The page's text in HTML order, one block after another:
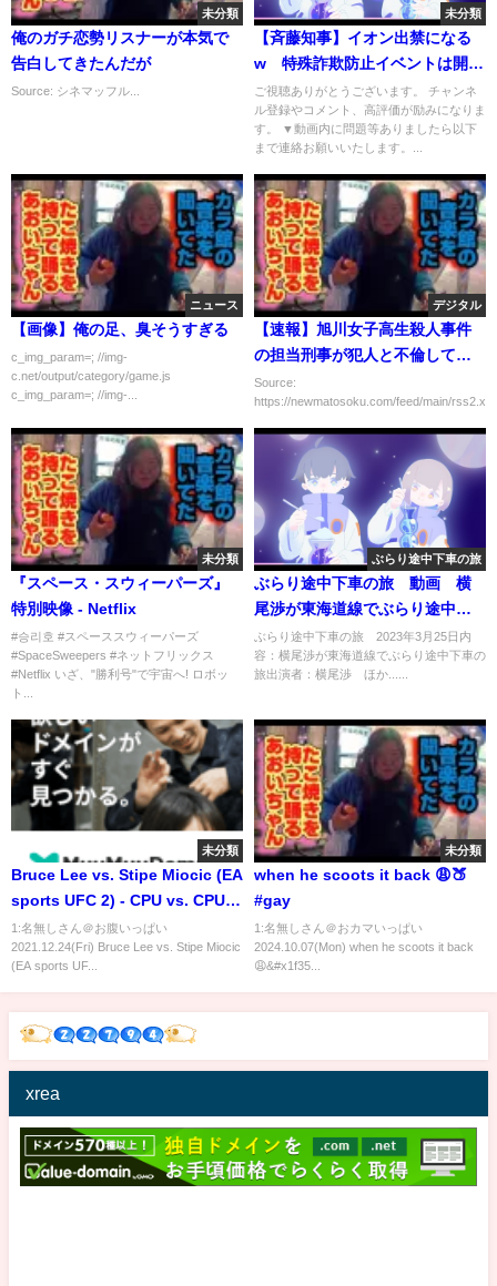
未分類
俺のガチ恋勢リスナーが本気で
告白してきたんだが
Source: シネマッフル...
未分類
【斉藤知事】イオン出禁になる
w 特殊詐欺防止イベントは開催
されるが斎藤知事は参加断られ
る【斎藤知事/兵庫県知事/兵庫
県】
ご視聴ありがとうございます。 チャンネ
ル登録やコメント、高評価が励みになりま
す。 ▼動画内に問題等ありましたら以下
まで連絡お願いいたします。...
ニュース
【画像】俺の足、臭そうすぎる
c_img_param=; //img-
c.net/output/category/game.js
c_img_param=; //img-...
デジタル
【速報】旭川女子高生殺人事件
の担当刑事が犯人と不倫してい
たｗｗｗｗｗｗｗｗｗｗ
Source:
https://newmatosoku.com/feed/main/
未分類
『スペース・スウィーパーズ』
特別映像 - Netflix
#승리호 #スペーススウィーパーズ
#SpaceSweepers #ネットフリックス
#Netflix いざ、"勝利号"で宇宙へ! ロボッ
ト...
ぶらり途中下車の旅
ぶらり途中下車の旅 動画 横
尾渉が東海道線でぶらり途中下
車の旅 3月25日
ぶらり途中下車の旅 2023年3月25日内
容：横尾渉が東海道線でぶらり途中下車の
旅出演者：横尾渉 ほか......
未分類
Bruce Lee vs. Stipe Miocic (EA
sports UFC 2) - CPU vs. CPU -
Crazy UFC 👊🤪
1:名無しさん＠お腹いっぱい
2021.12.24(Fri) Bruce Lee vs. Stipe Miocic
(EA sports UF...
未分類
when he scoots it back 😩🍑
#gay
1:名無しさん＠おカマいっぱい
2024.10.07(Mon) when he scoots it back
😩&#x1f35...
xrea